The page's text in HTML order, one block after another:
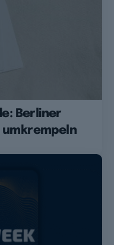
Berliner
umkrempeln